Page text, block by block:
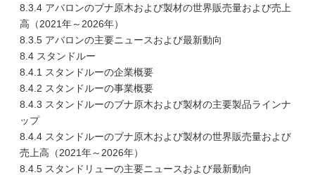
8.3.4 アバロンのブナ原木および製材の世界販売量および売上
高（2021年～2026年）
8.3.5 アバロンの主要ニュースおよび最新動向
8.4 スタンドルー
8.4.1 スタンドルーの企業概要
8.4.2 スタンドルーの事業概要
8.4.3 スタンドルーのブナ原木および製材の主要製品ラインナ
ップ
8.4.4 スタンドルーのブナ原木および製材の世界販売量および
売上高（2021年～2026年）
8.4.5 スタンドリューの主要ニュースおよび最新動向